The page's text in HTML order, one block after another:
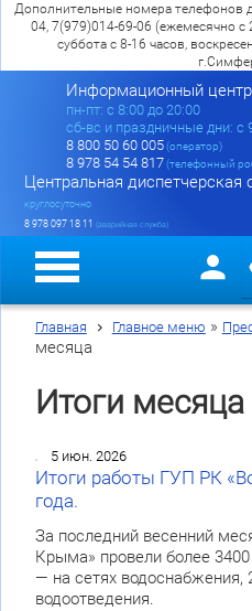
Дополнительные номера телефонов
04, 7(979)014-69-06 (ежемесячно с
суббота с 8-16 часов,
Информационный центр
пн-пт: c 8:00 до 20:00
сб-вс и праздничные дни: с
8 800 50 60 005(оператор)
8 978 54 54 817(телефонный
Центральная диспетчерская
круглосуточно
8 978 097 18 11 (аварийная служба)
Главная Главное меню »
месяца
Итоги месяца
5 июн. 2026
Итоги работы ГУП РК
года.
За последний весенний
Крыма» провели более
— на сетях водоснабжения,
водоотведения.